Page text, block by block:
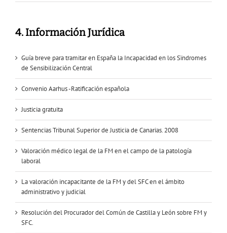
4. Información Jurídica
Guía breve para tramitar en España la Incapacidad en los Sïndromes
de Sensibilización Central
Convenio Aarhus -Ratificación española
Justicia gratuita
Sentencias Tribunal Superior de Justicia de Canarias. 2008
Valoración médico legal de la FM en el campo de la patología
laboral
La valoración incapacitante de la FM y del SFC en el ámbito
administrativo y judicial
Resolución del Procurador del Común de Castilla y León sobre FM y
SFC.